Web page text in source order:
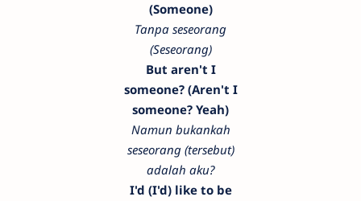
(Someone)
Tanpa seseorang
(Seseorang)
But aren't I
someone? (Aren't I
someone? Yeah)
Namun bukankah
seseorang (tersebut)
adalah aku?
I'd (I'd) like to be